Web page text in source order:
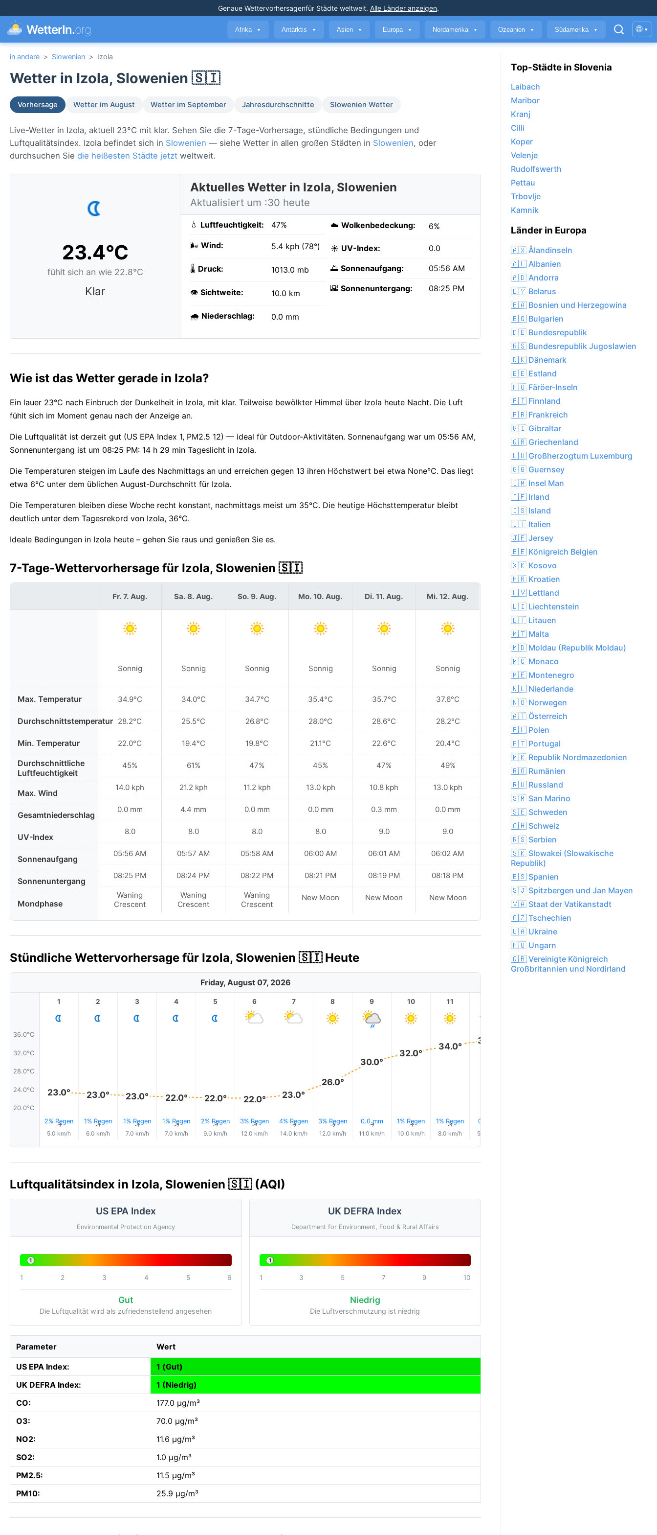
Genaue Wettervorhersagenfür Städte weltweit. Alle Länder anzeigen.
WetterIn.org Afrika ▼ Antarktis ▼ Asien ▼ Europa ▼ Nordamerika ▼ Ozeanien ▼ Südamerika ▼ 🌐 ▾
in andere > Slowenien > Izola
Wetter in Izola, Slowenien 🇸🇮
Vorhersage Wetter im August Wetter im September Jahresdurchschnitte Slowenien Wetter
Live-Wetter in Izola, aktuell 23°C mit klar. Sehen Sie die 7-Tage-Vorhersage, stündliche Bedingungen und
Luftqualitätsindex. Izola befindet sich in Slowenien — siehe Wetter in allen großen Städten in Slowenien, oder
durchsuchen Sie die heißesten Städte jetzt weltweit.
23.4°C
fühlt sich an wie 22.8°C
Klar
Aktuelles Wetter in Izola, Slowenien
Aktualisiert um :30 heute
💧 Luftfeuchtigkeit: 47%
🌬️ Wind: 5.4 kph (78°)
🌡️ Druck: 1013.0 mb
👁️ Sichtweite: 10.0 km
🌧️ Niederschlag: 0.0 mm
☁️ Wolkenbedeckung: 6%
☀️ UV-Index: 0.0
🌅 Sonnenaufgang: 05:56 AM
🌇 Sonnenuntergang: 08:25 PM
Wie ist das Wetter gerade in Izola?
Ein lauer 23°C nach Einbruch der Dunkelheit in Izola, mit klar. Teilweise bewölkter Himmel über Izola heute Nacht. Die Luft
fühlt sich im Moment genau nach der Anzeige an.
Die Luftqualität ist derzeit gut (US EPA Index 1, PM2.5 12) — ideal für Outdoor-Aktivitäten. Sonnenaufgang war um 05:56 AM,
Sonnenuntergang ist um 08:25 PM: 14 h 29 min Tageslicht in Izola.
Die Temperaturen steigen im Laufe des Nachmittags an und erreichen gegen 13 ihren Höchstwert bei etwa None°C. Das liegt
etwa 6°C unter dem üblichen August-Durchschnitt für Izola.
Die Temperaturen bleiben diese Woche recht konstant, nachmittags meist um 35°C. Die heutige Höchsttemperatur bleibt
deutlich unter dem Tagesrekord von Izola, 36°C.
Ideale Bedingungen in Izola heute – gehen Sie raus und genießen Sie es.
7-Tage-Wettervorhersage für Izola, Slowenien 🇸🇮
Max. Temperatur
Durchschnittstemperatur
Min. Temperatur
Durchschnittliche
Luftfeuchtigkeit
Max. Wind
Gesamtniederschlag
UV-Index
Sonnenaufgang
Sonnenuntergang
Mondphase
Fr. 7. Aug.
Sonnig
34.9°C
28.2°C
22.0°C
45%
14.0 kph
0.0 mm
8.0
05:56 AM
08:25 PM
Waning
Crescent
Sa. 8. Aug.
Sonnig
34.0°C
25.5°C
19.4°C
61%
21.2 kph
4.4 mm
8.0
05:57 AM
08:24 PM
Waning
Crescent
So. 9. Aug.
Sonnig
34.7°C
26.8°C
19.8°C
47%
11.2 kph
0.0 mm
8.0
05:58 AM
08:22 PM
Waning
Crescent
Mo. 10. Aug.
Sonnig
35.4°C
28.0°C
21.1°C
45%
13.0 kph
0.0 mm
8.0
06:00 AM
08:21 PM
New Moon
Di. 11. Aug.
Sonnig
35.7°C
28.6°C
22.6°C
47%
10.8 kph
0.3 mm
9.0
06:01 AM
08:19 PM
New Moon
Mi. 12. Aug.
Sonnig
37.6°C
28.2°C
20.4°C
49%
13.0 kph
0.0 mm
9.0
06:02 AM
08:18 PM
New Moon
Stündliche Wettervorhersage für Izola, Slowenien 🇸🇮 Heute
Friday, August 07, 2026
36.0°C
32.0°C
28.0°C
24.0°C
20.0°C
1
23.0°
2% Regen
↑
5.0 km/h
2
23.0°
1% Regen
↑
6.0 km/h
3
23.0°
1% Regen
↑
7.0 km/h
4
22.0°
1% Regen
↑
7.0 km/h
5
22.0°
2% Regen
↑
9.0 km/h
6
22.0°
3% Regen
↑
12.0 km/h
7
23.0°
4% Regen
↑
14.0 km/h
8
26.0°
3% Regen
↑
12.0 km/h
9
30.0°
0.0 mm
↑
11.0 km/h
10
32.0°
1% Regen
↑
10.0 km/h
11
34.0°
1% Regen
↑
8.0 km/h
35.0°
0.0 mm
5.0 km/h
Luftqualitätsindex in Izola, Slowenien 🇸🇮 (AQI)
US EPA Index
Environmental Protection Agency
1
1 2 3 4 5 6
Gut
Die Luftqualität wird als zufriedenstellend angesehen
UK DEFRA Index
Department for Environment, Food & Rural Affairs
1
1 3 5 7 9 10
Niedrig
Die Luftverschmutzung ist niedrig
Parameter Wert
US EPA Index:
1 (Gut)
UK DEFRA Index:
1 (Niedrig)
CO:
177.0 µg/m³
O3:
70.0 µg/m³
NO2:
11.6 µg/m³
SO2:
1.0 µg/m³
PM2.5:
11.5 µg/m³
PM10:
25.9 µg/m³
Top-Städte in Slovenia
Laibach
Maribor
Kranj
Cilli
Koper
Velenje
Rudolfswerth
Pettau
Trbovlje
Kamnik
Länder in Europa
🇦🇽 Ålandinseln
🇦🇱 Albanien
🇦🇩 Andorra
🇧🇾 Belarus
🇧🇦 Bosnien und Herzegowina
🇧🇬 Bulgarien
🇩🇪 Bundesrepublik
🇷🇸 Bundesrepublik Jugoslawien
🇩🇰 Dänemark
🇪🇪 Estland
🇫🇴 Färöer-Inseln
🇫🇮 Finnland
🇫🇷 Frankreich
🇬🇮 Gibraltar
🇬🇷 Griechenland
🇱🇺 Großherzogtum Luxemburg
🇬🇬 Guernsey
🇮🇲 Insel Man
🇮🇪 Irland
🇮🇸 Island
🇮🇹 Italien
🇯🇪 Jersey
🇧🇪 Königreich Belgien
🇽🇰 Kosovo
🇭🇷 Kroatien
🇱🇻 Lettland
🇱🇮 Liechtenstein
🇱🇹 Litauen
🇲🇹 Malta
🇲🇩 Moldau (Republik Moldau)
🇲🇨 Monaco
🇲🇪 Montenegro
🇳🇱 Niederlande
🇳🇴 Norwegen
🇦🇹 Österreich
🇵🇱 Polen
🇵🇹 Portugal
🇲🇰 Republik Nordmazedonien
🇷🇴 Rumänien
🇷🇺 Russland
🇸🇲 San Marino
🇸🇪 Schweden
🇨🇭 Schweiz
🇷🇸 Serbien
🇸🇰 Slowakei (Slowakische
Republik)
🇪🇸 Spanien
🇸🇯 Spitzbergen und Jan Mayen
🇻🇦 Staat der Vatikanstadt
🇨🇿 Tschechien
🇺🇦 Ukraine
🇭🇺 Ungarn
🇬🇧 Vereinigte Königreich
Großbritannien und Nordirland